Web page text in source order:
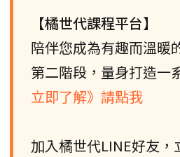
【橘世代課程平台】
陪伴您成為有趣而溫暖
第二階段，量身打造一
立即了解》請點我
加入橘世代LINE好友，